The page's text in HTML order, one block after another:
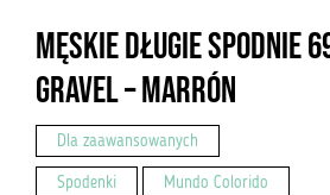
Męskie długie spodnie
Gravel – Marrón
Dla zaawansowanych
Spodenki Mundo Colorido